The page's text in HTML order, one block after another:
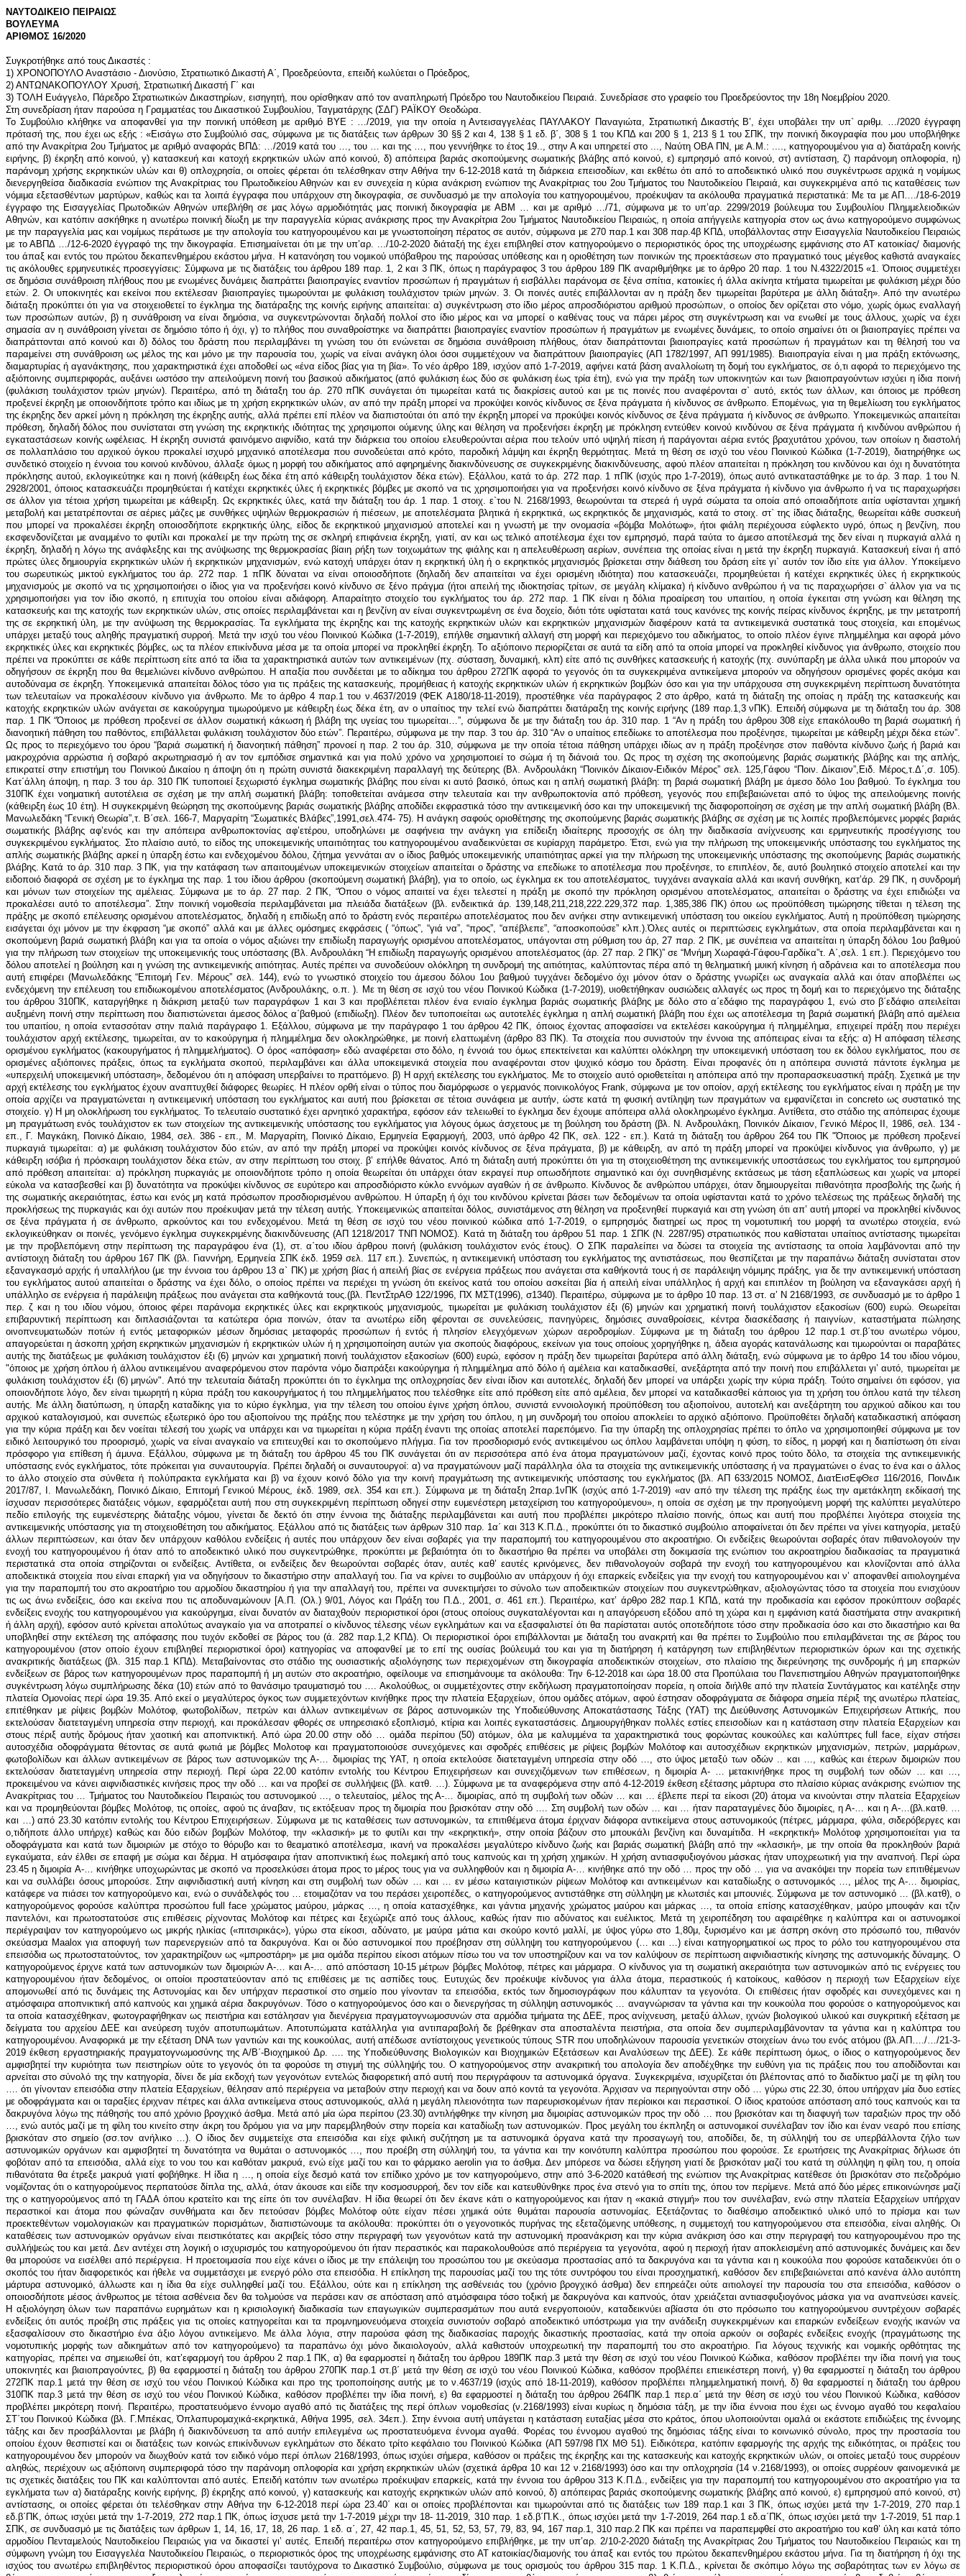
ΝΑΥΤΟΔΙΚΕΙΟ ΠΕΙΡΑΙΩΣ
ΒΟΥΛΕΥΜΑ
ΑΡΙΘΜΟΣ 16/2020
Συγκροτήθηκε από τους Δικαστές :
1) ΧΡΟΝΟΠΟΥΛΟ Αναστάσιο - Διονύσιο, Στρατιωτικό Δικαστή Α΄, Προεδρεύοντα, επειδή κωλύεται ο Πρόεδρος,
2) ΑΝΤΩΝΑΚΟΠΟΥΛΟΥ Χρυσή, Στρατιωτική Δικαστή Γ΄ και
3) ΤΟΛΗ Ευάγγελο, Πάρεδρο Στρατιωτικών Δικαστηρίων, εισηγητή, που ορίσθηκαν από τον αναπληρωτή Πρόεδρο του Ναυτοδικείου Πειραιά. Συνεδρίασε στο γραφείο του Προεδρεύοντος την 18η Νοεμβρίου 2020.
Στη συνεδρίαση ήταν παρούσα η Γραμματέας του Δικαστικού Συμβουλίου, Ταγματάρχης (ΣΔΓ) ΡΑΪΚΟΥ Θεοδώρα.
Το Συμβούλιο κλήθηκε να αποφανθεί για την ποινική υπόθεση με αριθμό ΒΥΕ : …/2019, για την οποία η Αντεισαγγελέας ΠΑΥΛΑΚΟΥ Παναγιώτα, Στρατιωτική Δικαστής Β’, έχει υποβάλει την υπ` αριθμ. …/2020 έγγραφη πρότασή της, που έχει ως εξής : «Εισάγω στο Συμβούλιό σας, σύμφωνα με τις διατάξεις των άρθρων 30 §§ 2 και 4, 138 § 1 εδ. β΄, 308 § 1 του ΚΠΔ και 200 § 1, 213 § 1 του ΣΠΚ, την ποινική δικογραφία που μου υποβλήθηκε από την Ανακρίτρια 2ου Τμήματος με αριθμό αναφοράς ΒΠΔ: …/2019 κατά του …, του … και της …, που γεννήθηκε το έτος 19.., στην Α και υπηρετεί στο ..., Ναύτη ΟΒΑ ΠΝ, με Α.Μ.: ...., κατηγορουμένου για α) διατάραξη κοινής ειρήνης, β) έκρηξη από κοινού, γ) κατασκευή και κατοχή εκρηκτικών υλών από κοινού, δ) απόπειρα βαριάς σκοπούμενης σωματικής βλάβης από κοινού, ε) εμπρησμό από κοινού, στ) αντίσταση, ζ) παράνομη οπλοφορία, η) παράνομη χρήσης εκρηκτικών υλών και θ) οπλοχρησία, οι οποίες φέρεται ότι τελέσθηκαν στην Αθήνα την 6-12-2018 κατά τη διάρκεια επεισοδίων, και εκθέτω ότι από το αποδεικτικό υλικό που συγκέντρωσε αρχικά η νομίμως διενεργηθείσα διαδικασία ενώπιον της Ανακρίτριας του Πρωτοδικείου Αθηνών και εν συνεχεία η κύρια ανάκριση ενώπιον της Ανακρίτριας του 2ου Τμήματος του Ναυτοδικείου Πειραιά, και συγκεκριμένα από τις καταθέσεις των νόμιμα εξετασθέντων μαρτύρων, καθώς και τα λοιπά έγγραφα που υπάρχουν στη δικογραφία, σε συνδυασμό με την απολογία του κατηγορουμένου, προέκυψαν τα ακόλουθα πραγματικά περιστατικά: Με τα με ΑΠ…./18-6-2019 έγγραφο της Εισαγγελίας Πρωτοδικών Αθηνών υπεβλήθη σε μας λόγω αρμοδιότητάς μας ποινική δικογραφία με ΑΒΜ … και με αριθμό …/71, σύμφωνα με το υπ’αρ. 2299/2019 βούλευμα του Συμβουλίου Πλημμελειοδικών Αθηνών, και κατόπιν ασκήθηκε η ανωτέρω ποινική δίωξη με την παραγγελία κύριας ανάκρισης προς την Ανακρίτρια 2ου Τμήματος Ναυτοδικείου Πειραιώς, η οποία απήγγειλε κατηγορία στον ως άνω κατηγορούμενο συμφώνως με την παραγγελία μας και νομίμως περάτωσε με την απολογία του κατηγορουμένου και με γνωστοποίηση πέρατος σε αυτόν, σύμφωνα με 270 παρ.1 και 308 παρ.4β ΚΠΔ, υποβάλλοντας στην Εισαγγελία Ναυτοδικείου Πειραιώς με το ΑΒΠΔ …/12-6-2020 έγγραφό της την δικογραφία. Επισημαίνεται ότι με την υπ’αρ. .../10-2-2020 διάταξή της έχει επιβληθεί στον κατηγορούμενο ο περιοριστικός όρος της υποχρέωσης εμφάνισης στο ΑΤ κατοικίας/ διαμονής του άπαξ και εντός του πρώτου δεκαπενθημέρου εκάστου μήνα. Η κατανόηση του νομικού υπόβαθρου της παρούσας υπόθεσης και η οριοθέτηση των ποινικών της προεκτάσεων στο πραγματικό τους μέγεθος καθιστά αναγκαίες τις ακόλουθες ερμηνευτικές προσεγγίσεις: Σύμφωνα με τις διατάξεις του άρθρου 189 παρ. 1, 2 και 3 ΠΚ, όπως η παράγραφος 3 του άρθρου 189 ΠΚ αναριθμήθηκε με το άρθρο 20 παρ. 1 του Ν.4322/2015 «1. Όποιος συμμετέχει σε δημόσια συνάθροιση πλήθους που με ενωμένες δυνάμεις διαπράττει βιαιοπραγίες εναντίον προσώπων ή πραγμάτων ή εισβάλλει παράνομα σε ξένα σπίτια, κατοικίες ή άλλα ακίνητα κτήματα τιμωρείται με φυλάκιση μέχρι δύο ετών. 2. Οι υποκινητές και εκείνοι που εκτέλεσαν βιαιοπραγίες τιμωρούνται με φυλάκιση τουλάχιστον τριών μηνών. 3. Οι ποινές αυτές επιβάλλονται αν η πράξη δεν τιμωρείται βαρύτερα με άλλη διάταξη». Από την ανωτέρω διάταξη προκύπτει ότι για να στοιχειοθετεί το έγκλημα της διατάραξης της κοινής ειρήνης απαιτείται: α) συγκέντρωση στο ίδιο μέρος απροσδιόριστου αριθμού προσώπων, ο οποίος δεν ορίζεται στο νόμο, χωρίς όμως εναλλαγή των προσώπων αυτών, β) η συνάθροιση να είναι δημόσια, να συγκεντρώνονται δηλαδή πολλοί στο ίδιο μέρος και να μπορεί ο καθένας τους να πάρει μέρος στη συγκέντρωση και να ενωθεί με τους άλλους, χωρίς να έχει σημασία αν η συνάθροιση γίνεται σε δημόσιο τόπο ή όχι, γ) το πλήθος που συναθροίστηκε να διαπράττει βιαιοπραγίες εναντίον προσώπων ή πραγμάτων με ενωμένες δυνάμεις, το οποίο σημαίνει ότι οι βιαιοπραγίες πρέπει να διαπράττονται από κοινού και δ) δόλος του δράστη που περιλαμβάνει τη γνώση του ότι ενώνεται σε δημόσια συνάθροιση πλήθους, όταν διαπράττονται βιαιοπραγίες κατά προσώπων ή πραγμάτων και τη θέλησή του να παραμείνει στη συνάθροιση ως μέλος της και μόνο με την παρουσία του, χωρίς να είναι ανάγκη όλοι όσοι συμμετέχουν να διαπράττουν βιαιοπραγίες (ΑΠ 1782/1997, ΑΠ 991/1985). Βιαιοπραγία είναι η μια πράξη εκτόνωσης, διαμαρτυρίας ή αγανάκτησης, που χαρακτηριστικά έχει αποδοθεί ως «ένα είδος βίας για τη βία». Το νέο άρθρο 189, ισχύον από 1-7-2019, αφήνει κατά βάση αναλλοίωτη τη δομή του εγκλήματος, σε ό,τι αφορά το περιεχόμενο της αξιόποινης συμπεριφοράς, αυξάνει ωστόσο την απειλούμενη ποινή του βασικού αδικήματος (από φυλάκιση έως δύο σε φυλάκιση έως τρία έτη), ενώ για την πράξη των υποκινητών και των βιαιοπραγούντων ισχύει η ίδια ποινή (φυλάκιση τουλάχιστον τριών μηνών). Περαιτέρω, από τη διάταξη του άρ. 270 πΠΚ συνάγεται ότι τιμωρείται κατά τις διακρίσεις αυτού και με τις ποινές που αναφέρονται σ` αυτό, εκτός των άλλων, και όποιος με πρόθεση προξενεί έκρηξη με οποιονδήποτε τρόπο και ιδίως με τη χρήση εκρηκτικών υλών, αν από την πράξη μπορεί να προκύψει κοινός κίνδυνος σε ξένα πράγματα ή κίνδυνος σε άνθρωπο. Επομένως, για τη θεμελίωση του εγκλήματος της έκρηξης δεν αρκεί μόνη η πρόκληση της έκρηξης αυτής, αλλά πρέπει επί πλέον να διαπιστούται ότι από την έκρηξη μπορεί να προκύψει κοινός κίνδυνος σε ξένα πράγματα ή κίνδυνος σε άνθρωπο. Υποκειμενικώς απαιτείται πρόθεση, δηλαδή δόλος που συνίσταται στη γνώση της εκρηκτικής ιδιότητας της χρησιμοποι ούμενης ύλης και θέληση να προξενήσει έκρηξη με πρόκληση εντεύθεν κοινού κινδύνου σε ξένα πράγματα ή κινδύνου ανθρώπου ή εγκαταστάσεων κοινής ωφέλειας. Η έκρηξη συνιστά φαινόμενο αιφνίδιο, κατά την διάρκεια του οποίου ελευθερούνται αέρια που τελούν υπό υψηλή πίεση ή παράγονται αέρια εντός βραχυτάτου χρόνου, των οποίων η διαστολή σε πολλαπλάσιο του αρχικού όγκου προκαλεί ισχυρό μηχανικό αποτέλεσμα που συνοδεύεται από κρότο, παροδική λάμψη και έκρηξη θερμότητας. Μετά τη θέση σε ισχύ του νέου Ποινικού Κώδικα (1-7-2019), διατηρήθηκε ως συνδετικό στοιχείο η έννοια του κοινού κινδύνου, άλλαξε όμως η μορφή του αδικήματος από αφηρημένης διακινδύνευσης σε συγκεκριμένης διακινδύνευσης, αφού πλέον απαιτείται η πρόκληση του κινδύνου και όχι η δυνατότητα πρόκλησης αυτού, εκλογικεύτηκε και η ποινή (κάθειρξη έως δέκα έτη από κάθειρξη τουλάχιστον δέκα ετών). Εξάλλου, κατά το άρ. 272 παρ. 1 πΠΚ (ισχύς προ 1-7-2019), όπως αυτό αντικαταστάθηκε με το άρ. 3 παρ. 1 του Ν. 2928/2001, όποιος κατασκευάζει προμηθεύεται ή κατέχει εκρηκτικές ύλες ή εκρηκτικές βόμβες με σκοπό να τις χρησιμοποιήσει για να προξενήσει κοινό κίνδυνο σε ξένα πράγματα ή κίνδυνο για άνθρωπο ή να τις παραχωρήσει σε άλλον για τέτοια χρήση τιμωρείται με κάθειρξη. Ως εκρηκτικές ύλες, κατά την διάταξη του άρ. 1 παρ. 1 στοιχ. ε`του Ν. 2168/1993, θεωρούνται τα στερεά ή υγρά σώματα τα οποία από οποιαδήποτε αιτία υφίστανται χημική μεταβολή και μετατρέπονται σε αέριες μάζες με συνθήκες υψηλών θερμοκρασιών ή πιέσεων, με αποτελέσματα βλητικά ή εκρηκτικά, ως εκρηκτικός δε μηχανισμός, κατά το στοιχ. στ` της ίδιας διάταξης, θεωρείται κάθε συσκευή που μπορεί να προκαλέσει έκρηξη οποιοσδήποτε εκρηκτικής ύλης, είδος δε εκρηκτικού μηχανισμού αποτελεί και η γνωστή με την ονομασία «βόμβα Μολότωφ», ήτοι φιάλη περιέχουσα εύφλεκτο υγρό, όπως η βενζίνη, που εκσφενδονίζεται με αναμμένο το φυτίλι και προκαλεί με την πρώτη της σε σκληρή επιφάνεια έκρηξη, γιατί, αν και ως τελικό αποτέλεσμα έχει τον εμπρησμό, παρά ταύτα το άμεσο αποτέλεσμά της δεν είναι η πυρκαγιά αλλά η έκρηξη, δηλαδή η λόγω της ανάφλεξης και της ανύψωσης της θερμοκρασίας βίαιη ρήξη των τοιχωμάτων της φιάλης και η απελευθέρωση αερίων, συνέπεια της οποίας είναι η μετά την έκρηξη πυρκαγιά. Κατασκευή είναι ή από πρώτες ύλες δημιουργία εκρηκτικών υλών ή εκρηκτικών μηχανισμών, ενώ κατοχή υπάρχει όταν η εκρηκτική ύλη ή ο εκρηκτικός μηχανισμός βρίσκεται στην διάθεση του δράση είτε γι` αυτόν τον ίδιο είτε για άλλον. Υποκείμενο του σωρευτικώς μικτού εγκλήματος του άρ. 272 παρ. 1 πΠΚ δύναται να είναι οποιοσδήποτε (δηλαδή δεν απαιτείται να έχει ορισμένη ιδιότητα) που κατασκευάζει, προμηθεύεται ή κατέχει εκρηκτικές ύλες ή εκρηκτικούς μηχανισμούς με σκοπό να τις χρησιμοποιήσει ο ίδιος για να προξενήσει κοινό κίνδυνο σε ξένο πράγμα (ήτοι απειλή της ιδιοκτησίας τρίτων, σε μεγάλη κλίμακα) ή κίνδυνο ανθρώπου ή να τις παραχωρήσει σ` άλλον για να τις χρησιμοποιήσει για τον ίδιο σκοπό, η επιτυχία του οποίου είναι αδιάφορη. Απαραίτητο στοιχείο του εγκλήματος του άρ. 272 παρ. 1 ΠΚ είναι η δόλια προαίρεση του υπαιτίου, η οποία έγκειται στη γνώση και θέληση της κατασκευής και της κατοχής των εκρηκτικών υλών, στις οποίες περιλαμβάνεται και η βενζίνη αν είναι συγκεντρωμένη σε ένα δοχείο, διότι τότε υφίσταται κατά τους κανόνες της κοινής πείρας κίνδυνος έκρηξης, με την μετατροπή της σε εκρηκτική ύλη, με την ανύψωση της θερμοκρασίας. Τα εγκλήματα της έκρηξης και της κατοχής εκρηκτικών υλών και εκρηκτικών μηχανισμών διαφέρουν κατά τα αντικειμενικά συστατικά τους στοιχεία, και επομένως υπάρχει μεταξύ τους αληθής πραγματική συρροή. Μετά την ισχύ του νέου Ποινικού Κώδικα (1-7-2019), επήλθε σημαντική αλλαγή στη μορφή και περιεχόμενο του αδικήματος, το οποίο πλέον έγινε πλημμέλημα και αφορά μόνο εκρηκτικές ύλες και εκρηκτικές βόμβες, ως τα πλέον επικίνδυνα μέσα με τα οποία μπορεί να προκληθεί έκρηξη. Το αξιόποινο περιορίζεται σε αυτά τα είδη από τα οποία μπορεί να προκληθεί κίνδυνος για άνθρωπο, στοιχείο που πρέπει να προκύπτει σε κάθε περίπτωση είτε από τα ίδια τα χαρακτηριστικά αυτών των αντικειμένων (πχ. σύσταση, δυναμική, κλπ) είτε από τις συνθήκες κατασκευής ή κατοχής (πχ. συνύπαρξη με άλλα υλικά που μπορούν να οδηγήσουν σε έκρηξη που θα θεμελιώνει κίνδυνο ανθρώπου. Η απαξία που συνδέεται με το αδίκημα του άρθρου 272ΠΚ αφορά το γεγονός ότι τα συγκεκριμένα αντικείμενα μπορούν να οδηγήσουν ορισμένες φορές ακόμα και αυτοδύναμα σε έκρηξη. Υποκειμενικά απαιτείται δόλος τόσο για τις πράξεις της κατασκευής, προμήθειας ή κατοχής εκρηκτικών υλών ή εκρηκτικών βομβών όσο και για την υπάρχουσα στη συγκεκριμένη περίπτωση δυνατότητα των τελευταίων να προκαλέσουν κίνδυνο για άνθρωπο. Με το άρθρο 4 παρ.1 του ν.4637/2019 (ΦΕΚ Α180/